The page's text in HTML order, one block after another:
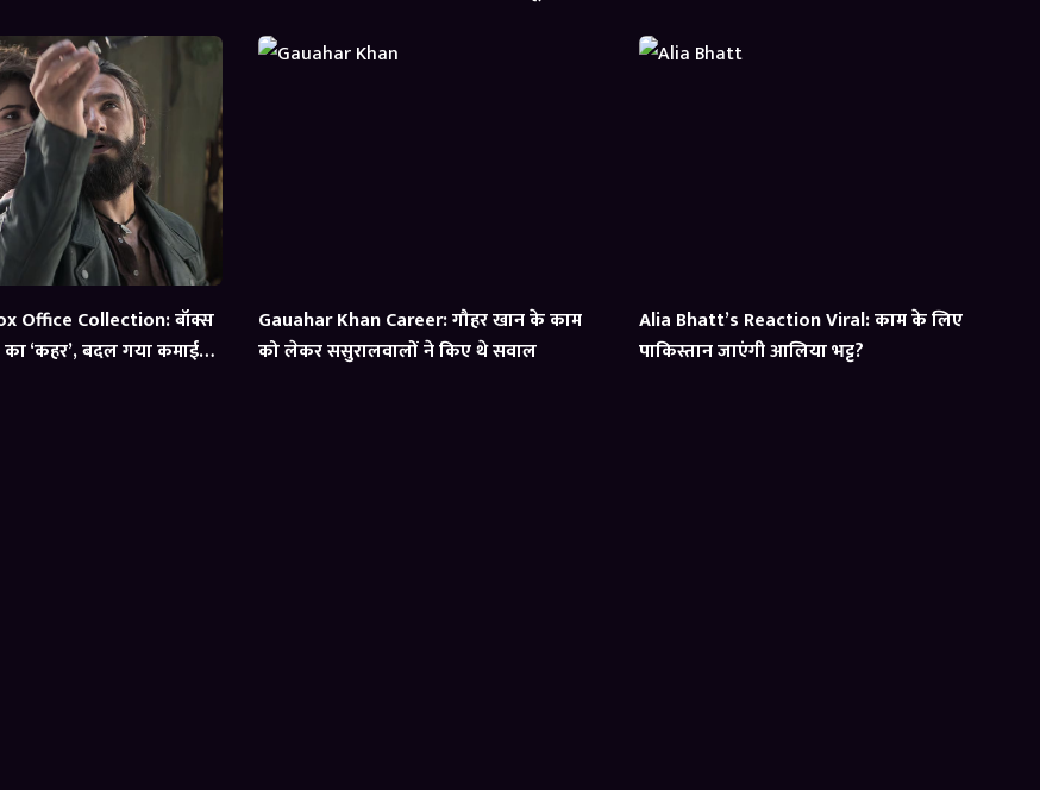
Office Collection: बॉक्स
‘कहर’, बदल गया कमाई
Gauahar Khan Career: गौहर खान के काम
को लेकर ससुरालवालों ने किए थे सवाल
Alia Bhatt’s Reaction Viral: काम के लिए
पाकिस्तान जाएंगी आलिया भट्ट?